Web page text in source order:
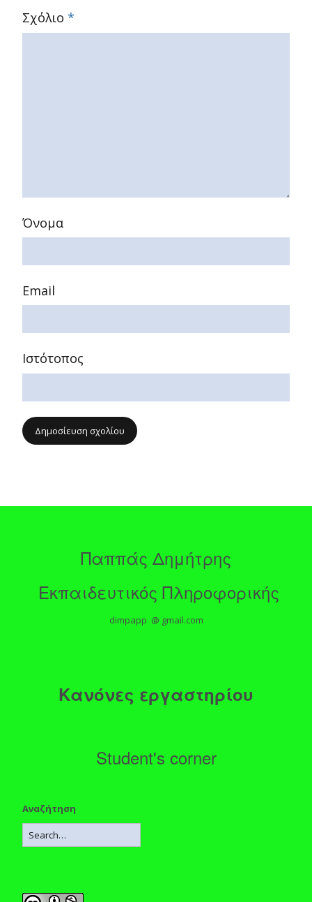
Σχόλιο *
Όνομα
Email
Ιστότοπος
Παππάς Δημήτρης
Εκπαιδευτικός Πληροφορικής
dimpapp @ gmail.com
Κανόνες εργαστηρίου
Student's corner
Αναζήτηση